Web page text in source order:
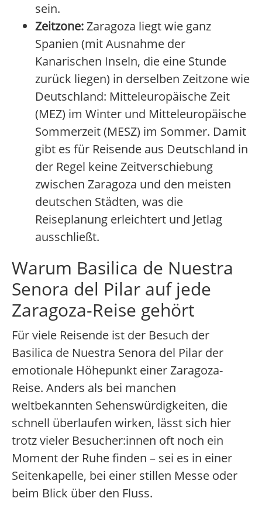
sein.
Zeitzone:Zaragoza liegt wie ganz
Spanien (mit Ausnahme der
Kanarischen Inseln, die eine Stunde
zurück liegen) in derselben Zeitzone wie
Deutschland: Mitteleuropäische Zeit
(MEZ) im Winter und Mitteleuropäische
Sommerzeit (MESZ) im Sommer. Damit
gibt es für Reisende aus Deutschland in
der Regel keine Zeitverschiebung
zwischen Zaragoza und den meisten
deutschen Städten, was die
Reiseplanung erleichtert und Jetlag
ausschließt.
Warum Basilica de Nuestra
Senora del Pilar auf jede
Zaragoza-Reise gehört
Für viele Reisende ist der Besuch der
Basilica de Nuestra Senora del Pilar der
emotionale Höhepunkt einer Zaragoza-
Reise. Anders als bei manchen
weltbekannten Sehenswürdigkeiten, die
schnell überlaufen wirken, lässt sich hier
trotz vieler Besucher:innen oft noch ein
Moment der Ruhe finden – sei es in einer
Seitenkapelle, bei einer stillen Messe oder
beim Blick über den Fluss.